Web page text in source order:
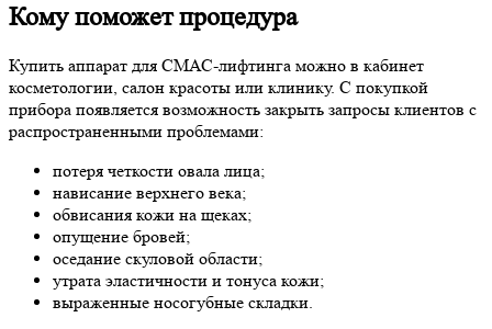
Кому поможет процедура
Купить аппарат для СМАС-лифтинга можно в кабинет
косметологии, салон красоты или клинику. С покупкой
прибора появляется возможность закрыть запросы клиентов с
распространенными проблемами:
потеря четкости овала лица;
нависание верхнего века;
обвисания кожи на щеках;
опущение бровей;
оседание скуловой области;
утрата эластичности и тонуса кожи;
выраженные носогубные складки.